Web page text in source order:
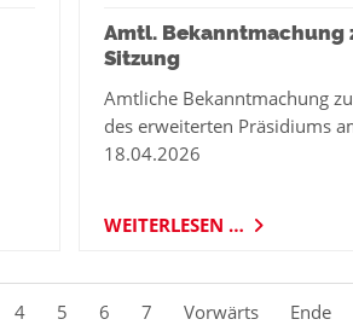
Amtl. Bekanntmachung
Sitzung
Amtliche Bekanntmachung
des erweiterten Präsidiums
18.04.2026
WEITERLESEN …
4 5 6 7 Vorwärts Ende